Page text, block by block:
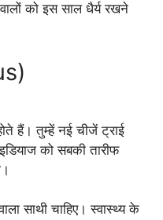
को इस साल धैर्य रखने
हैं। तुम्हें नई चीजें ट्राई
को सबकी तारीफ
साथी चाहिए। स्वास्थ्य के